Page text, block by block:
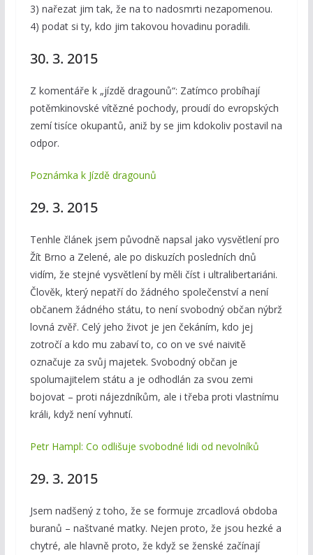
3) nařezat jim tak, že na to nadosmrti nezapomenou.
4) podat si ty, kdo jim takovou hovadinu poradili.
30. 3. 2015
Z komentáře k „jízdě dragounů“: Zatímco probíhají
potěmkinovské vítězné pochody, proudí do evropských
zemí tisíce okupantů, aniž by se jim kdokoliv postavil na
odpor.
Poznámka k Jízdě dragounů
29. 3. 2015
Tenhle článek jsem původně napsal jako vysvětlení pro
Žít Brno a Zelené, ale po diskuzích posledních dnů
vidím, že stejné vysvětlení by měli číst i ultralibertariáni.
Člověk, který nepatří do žádného společenství a není
občanem žádného státu, to není svobodný občan nýbrž
lovná zvěř. Celý jeho život je jen čekáním, kdo jej
zotročí a kdo mu zabaví to, co on ve své naivitě
označuje za svůj majetek. Svobodný občan je
spolumajitelem státu a je odhodlán za svou zemi
bojovat – proti nájezdníkům, ale i třeba proti vlastnímu
králi, když není vyhnutí.
Petr Hampl: Co odlišuje svobodné lidi od nevolníků
29. 3. 2015
Jsem nadšený z toho, že se formuje zrcadlová obdoba
buranů – naštvané matky. Nejen proto, že jsou hezké a
chytré, ale hlavně proto, že když se ženské začínají